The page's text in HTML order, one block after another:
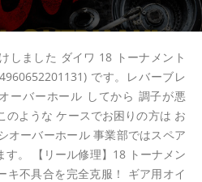
しました ダイワ 18 トーナメント
です。レバーブレ
ーバーホール してから 調子が悪
のような ケースでお困りの方は お
オーバーホール 事業部ではスペア
す。 【リール修理】18 トーナメン
キ不具合を完全克服！ ギア用オイ